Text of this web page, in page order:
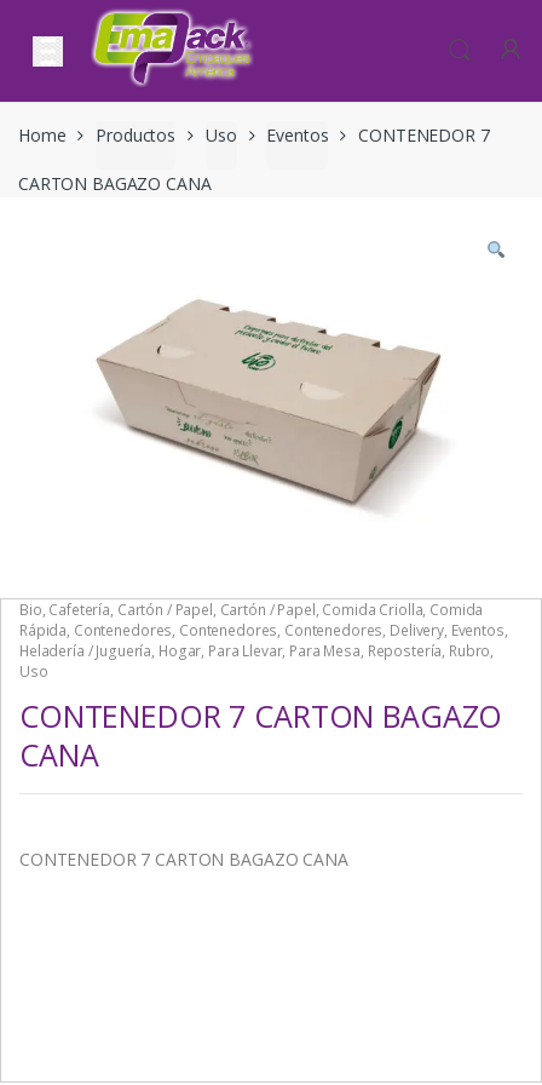
Skip to navigation
Skip to content
Home Productos Uso Eventos CONTENEDOR 7
CARTON BAGAZO CANA
Bio, Cafetería, Cartón / Papel, Cartón / Papel, Comida Criolla, Comida
Rápida, Contenedores, Contenedores, Contenedores, Delivery, Eventos,
Heladería / Juguería, Hogar, Para Llevar, Para Mesa, Repostería, Rubro,
Uso
CONTENEDOR 7 CARTON BAGAZO
CANA
CONTENEDOR 7 CARTON BAGAZO CANA